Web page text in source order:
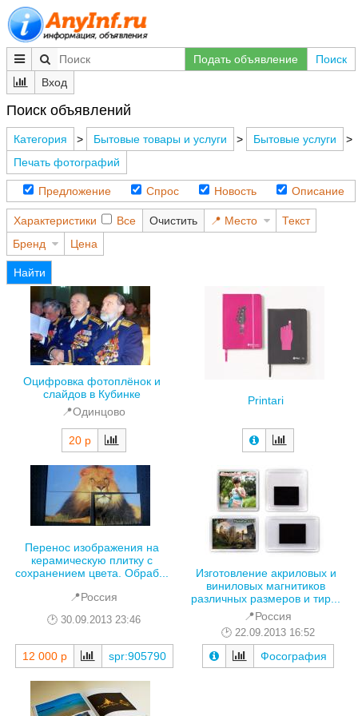
Подать объявление
Поиск
Вход
Поиск объявлений
Категория > Бытовые товары и услуги > Бытовые услуги
>
Печать фотографий
Предложение Спрос Новость Описание
Характеристики Все Очистить Место
Текст
Бренд
Цена
Найти
Оцифровка фотоплёнок и
слайдов в Кубинке
📍Одинцово
20 р
Рrintari
Перенос изображения на
керамическую плитку с
сохранением цвета. Обраб...
📍Россия
30.09.2013 23:46
12 000 р spr:905790
Изготовление акриловых и
виниловых магнитиков
различных размеров и тир...
📍Россия
22.09.2013 16:52
Фосография